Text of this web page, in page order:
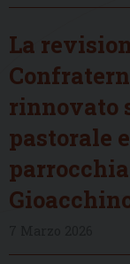
La
rinnovato
pastorale